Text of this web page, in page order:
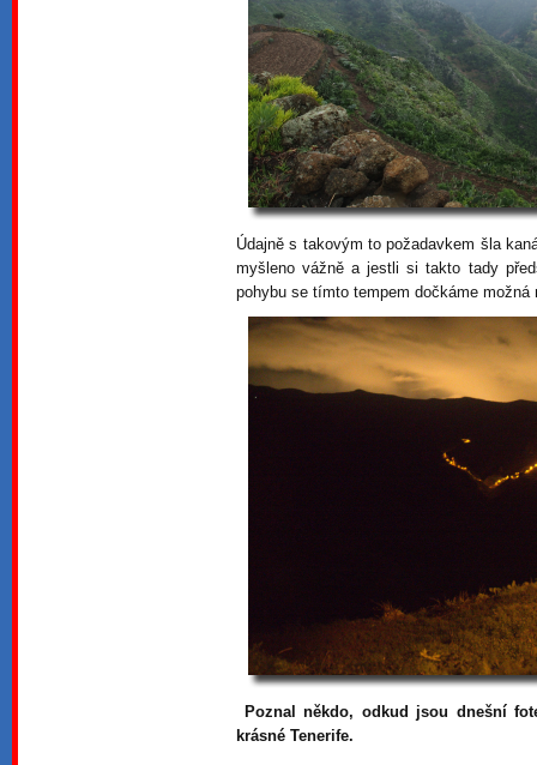
Údajně s takovým to požadavkem šla
myšleno vážně a jestli si takto tady
pohybu se tímto tempem dočkáme
Poznal někdo, odkud jsou dnešní
krásné Tenerife.